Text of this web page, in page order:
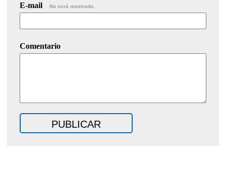
E-mail No será mostrado.
Comentario